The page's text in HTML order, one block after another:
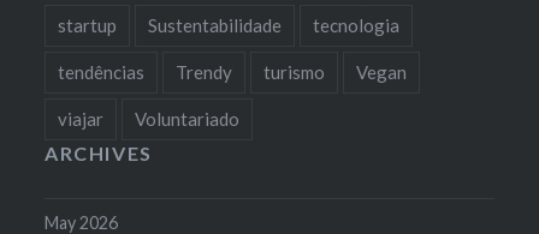
startup Sustentabilidade tecnologia
tendências Trendy turismo Vegan
viajar Voluntariado
ARCHIVES
May 2026